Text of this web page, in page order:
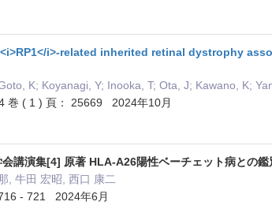
i>-related inherited retinal dystrophy
K; Koyanagi, Y; Inooka, T; Ota, J; Kawano, K;
巻 ( 1 ) 頁： 25669 2024年10月
講演集[4] 原著 HLA-A26陽性ベーチェット病との
, 牛田 宏昭, 西口 康二
- 721 2024年6月